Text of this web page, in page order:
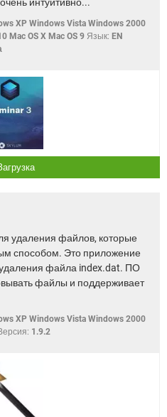
XP Windows Vista Windows 2000
Mac OS X Mac OS 9 Язык: EN
удаления файлов, которые
способом. Это приложение
файла index.dat. ПО
файлы и поддерживает
XP Windows Vista Windows 2000
1.9.2